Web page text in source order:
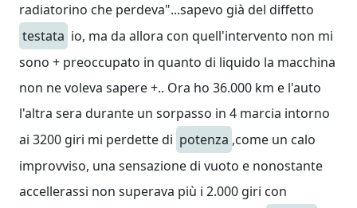
radiatorino che perdeva"...sapevo già del diffetto
testata io, ma da allora con quell'intervento non mi
sono + preoccupato in quanto di liquido la macchina
non ne voleva sapere +.. Ora ho 36.000 km e l'auto
l'altra sera durante un sorpasso in 4 marcia intorno
ai 3200 giri mi perdette di potenza ,come un calo
improvviso, una sensazione di vuoto e nonostante
accellerassi non superava più i 2.000 giri con